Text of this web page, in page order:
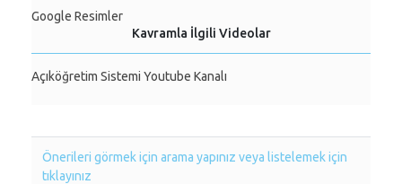
Google Resimler
Kavramla İlgili Videolar
Açıköğretim Sistemi Youtube Kanalı
Önerileri görmek için arama yapınız veya listelemek için
tıklayınız